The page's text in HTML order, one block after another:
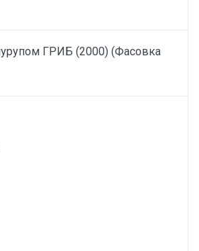
ГРИБ (2000) (Фасовка